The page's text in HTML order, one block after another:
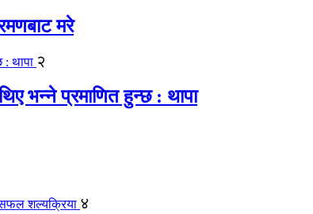
मरे
२
भन्ने प्रमाणित हुन्छ : थापा
४